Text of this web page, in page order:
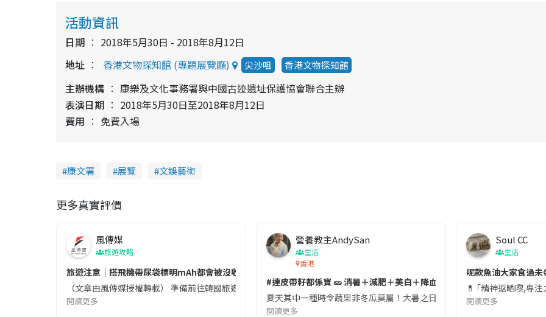
活動資訊
日期
2018年5月30日 - 2018年8月12日
地址
香港文物探知館 (專題展覽廳) 尖沙咀 香港文物探知館
主辦機構
康樂及文化事務署與中國古迹遺址保護協會聯合主辦
表演日期
2018年5月30日至2018年8月12日
費用
免費入場
康文署 展覽 文娛藝術
更多真實評價
風傳媒
旅遊攻略
旅遊注意｜搭飛機帶尿袋標明mAh都會被沒收😱出發前切記檢查「1標示」🚨
（文章由風傳媒授權轉載） 準備前往韓國旅遊的民眾，近期要特別留意隨身行李中的行動電源。一名旅客日前在機場安檢
閱讀更多
營養教主AndySan
生活
香港
#連皮帶籽都係寶 🥒 消暑＋減肥＋美白＋降血脂
夏天其中一種時令蔬果非冬瓜莫屬！大暑之日，點都要飲碗冬瓜湯消暑
閱讀更多
Soul CC
生活
呢款魚油大家食過未
💊 ｢精神返晒嚟,專
閱讀更多